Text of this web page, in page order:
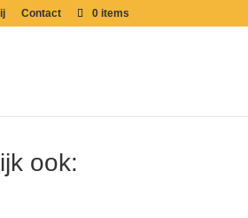
Contact 0 items
ook: